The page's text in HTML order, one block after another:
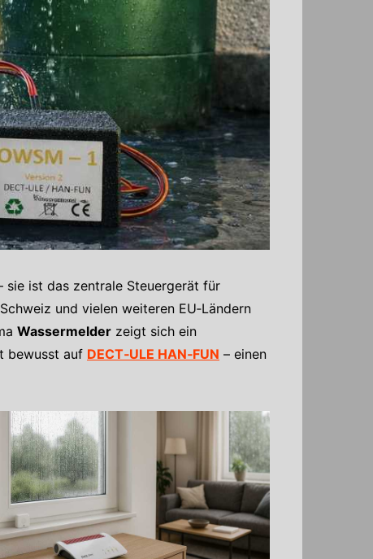
sie ist das zentrale Steuergerät für
und vielen weiteren EU‑Ländern
Wassermelder zeigt sich ein
bewusst auf DECT‑ULE HAN‑FUN – einen